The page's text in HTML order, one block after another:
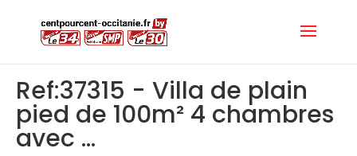
Ref:37315 - Villa de plain
pied de 100m² 4 chambres
avec ...